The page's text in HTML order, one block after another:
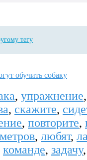
тегу
обучить собаку
, упражнение
, скажите,
, повторите,
метров, любят,
команде, задачу